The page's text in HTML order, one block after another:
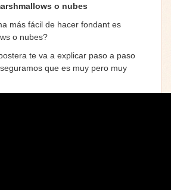
o nubes
más fácil de hacer fondant es
o nubes?
te va a explicar paso a paso
que es muy pero muy